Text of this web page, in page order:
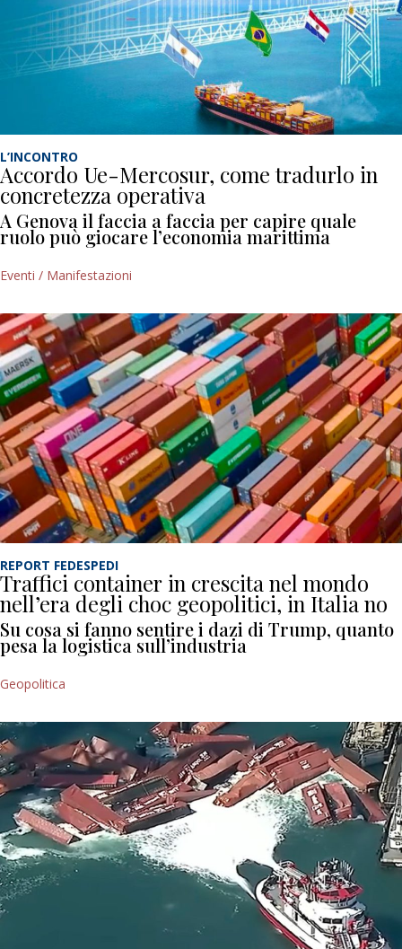
L’INCONTRO
Accordo Ue-Mercosur, come tradurlo in
concretezza operativa
A Genova il faccia a faccia per capire quale
ruolo può giocare l’economia marittima
Eventi / Manifestazioni
REPORT FEDESPEDI
Traffici container in crescita nel mondo
nell’era degli choc geopolitici, in Italia no
Su cosa si fanno sentire i dazi di Trump, quanto
pesa la logistica sull’industria
Geopolitica